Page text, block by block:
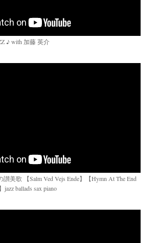
♪ with 加藤 英介
美歌 【Salm Ved Vejs Ende】【Hymn At The End
jazz ballads sax piano